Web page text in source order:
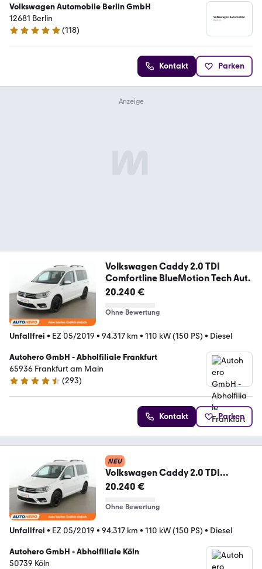
Volkswagen Automobile Berlin GmbH
12681 Berlin
5 Sterne
(118)
Kontakt Parken
Volkswagen Caddy 2.0 TDI
Comfortline BlueMotion Tech Aut.
20.240 €
Ohne Bewertung
Unfallfrei • EZ 05/2019 • 94.317 km • 110 kW (150 PS) • Diesel
Autohero GmbH - Abholfiliale Frankfurt
65936 Frankfurt am Main
4.6 Sterne
(293)
Kontakt Parken
NEU
Volkswagen Caddy 2.0 TDI
Comfortline BlueMotion Tech Aut.
20.240 €
Ohne Bewertung
Unfallfrei • EZ 05/2019 • 94.317 km • 110 kW (150 PS) • Diesel
Autohero GmbH - Abholfiliale Köln
50739 Köln